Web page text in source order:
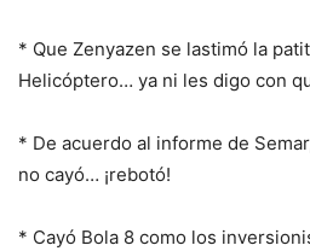
* Que Zenyazen se lastimó la
Helicóptero… ya ni les digo con
* De acuerdo al informe de
no cayó… ¡rebotó!
* Cayó Bola 8 como los